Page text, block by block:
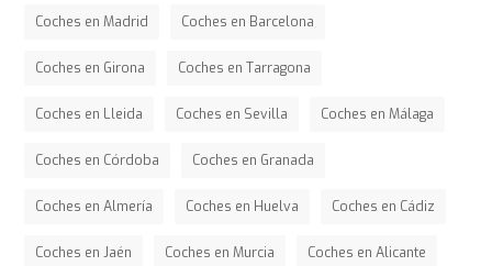
Coches en Madrid Coches en Barcelona
Coches en Girona Coches en Tarragona
Coches en Lleida Coches en Sevilla Coches en Málaga
Coches en Córdoba Coches en Granada
Coches en Almería Coches en Huelva Coches en Cádiz
Coches en Jaén Coches en Murcia Coches en Alicante